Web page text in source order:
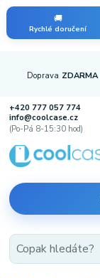
🚚
Rychlé doručení
Doprava ZDARMA
+420 777 057 774
info@coolcase.cz
(Po-Pá 8-15:30 hod)